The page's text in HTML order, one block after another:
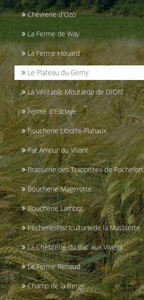
Chèvrerie d'Ozo
La Ferme de Way
La Ferme Houard
Le Plateau du Gerny
La Véritable Moutarde de DION
Ferme d'Esclaye
Boucherie Libotte-Flahaux
Par Amour du Vivant
Brasserie des Trappistes de Rochefort
Boucherie Magerotte
Boucherie Lambot
Pêcherie/Pisciculture de la Masblette
La Chèbrerie du Bac aux Viviers
La Ferme Renaud
Champ de la Berge